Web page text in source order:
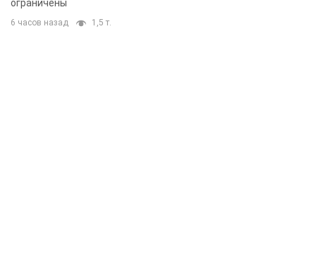
ограничены
6 часов назад 1,5 т.